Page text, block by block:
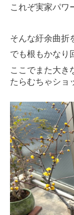
これぞ実家パワ
そんな紆余曲折
でも根もかなり
ここでまた大き
たらむちゃショ